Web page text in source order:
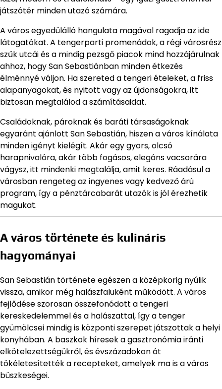
játszótér minden utazó számára.
A város egyedülálló hangulata magával ragadja az ide
látogatókat. A tengerparti promenádok, a régi városrész
szűk utcái és a mindig pezsgő piacok mind hozzájárulnak
ahhoz, hogy San Sebastiánban minden étkezés
élménnyé váljon. Ha szereted a tengeri ételeket, a friss
alapanyagokat, és nyitott vagy az újdonságokra, itt
biztosan megtalálod a számításaidat.
Családoknak, pároknak és baráti társaságoknak
egyaránt ajánlott San Sebastián, hiszen a város kínálata
minden igényt kielégít. Akár egy gyors, olcsó
harapnivalóra, akár több fogásos, elegáns vacsorára
vágysz, itt mindenki megtalálja, amit keres. Ráadásul a
városban rengeteg az ingyenes vagy kedvező árú
program, így a pénztárcabarát utazók is jól érezhetik
magukat.
A város története és kulináris
hagyományai
San Sebastián története egészen a középkorig nyúlik
vissza, amikor még halászfaluként működött. A város
fejlődése szorosan összefonódott a tengeri
kereskedelemmel és a halászattal, így a tenger
gyümölcsei mindig is központi szerepet játszottak a helyi
konyhában. A baszkok híresek a gasztronómia iránti
elkötelezettségükről, és évszázadokon át
tökéletesítették a recepteket, amelyek ma is a város
büszkeségei.